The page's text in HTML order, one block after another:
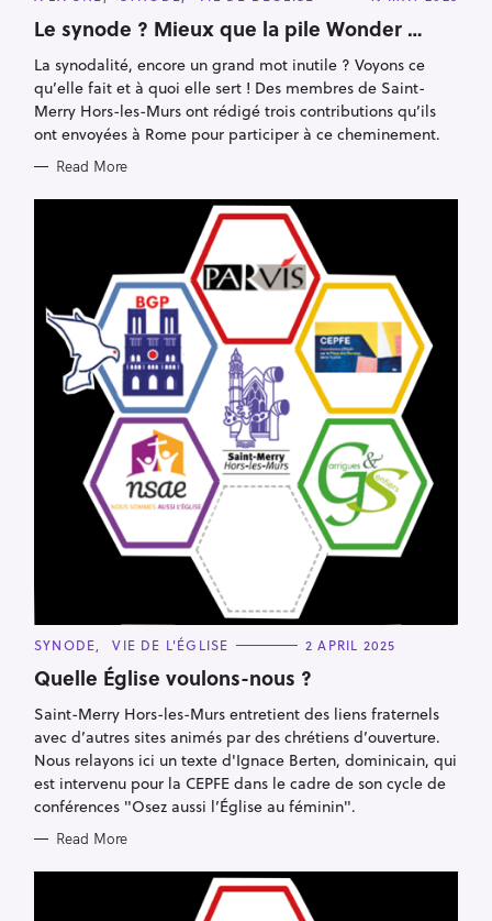
T
E
O
I
E
S
Le synode ? Mieux que la pile Wonder …
La synodalité, encore un grand mot inutile ? Voyons ce
qu’elle fait et à quoi elle sert ! Des membres de Saint-
Merry Hors-les-Murs ont rédigé trois contributions qu’ils
ont envoyées à Rome pour participer à ce cheminement.
Read More
C
T
E
O
I
E
S
SYNODE VIE DE L'ÉGLISE 2 APRIL 2025
Quelle Église voulons-nous ?
Saint-Merry Hors-les-Murs entretient des liens fraternels
avec d’autres sites animés par des chrétiens d’ouverture.
Nous relayons ici un texte d'Ignace Berten, dominicain, qui
est intervenu pour la CEPFE dans le cadre de son cycle de
conférences "Osez aussi l’Église au féminin".
Read More